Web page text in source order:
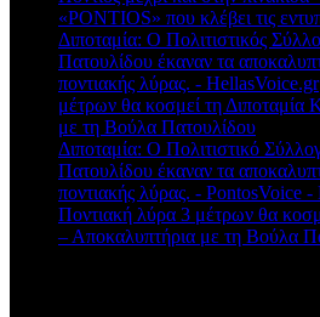
«PONTIOS» που κλέβει τις
Διποταμία: Ο Πολιτιστικός
Πατουλίδου έκαναν τα
ποντιακής λύρας. - HellasVoice.gr
μέτρων θα κοσμεί τη Διποταμία
με τη Βούλα Πατουλίδου
Διποταμία: Ο Πολιτιστικό
Πατουλίδου έκαναν τα
ποντιακής λύρας. -
Ποντιακή λύρα 3 μέτρων θα
– Αποκαλυπτήρια με τη Βούλα